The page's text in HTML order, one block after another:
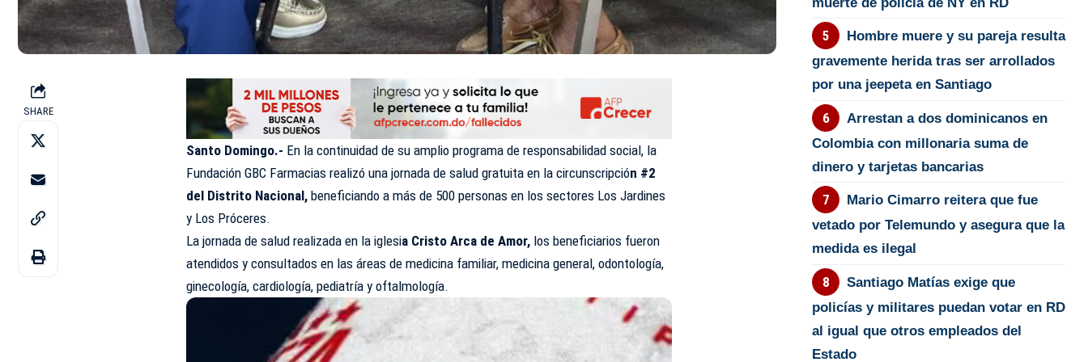
SHARE
Santo Domingo.- En la continuidad de su amplio programa de responsabilidad social, la
Fundación GBC Farmacias realizó una jornada de salud gratuita en la circunscripción #2
del Distrito Nacional,beneficiando a más de 500 personas en los sectores Los Jardines
y Los Próceres.
La jornada de salud realizada en la iglesia Cristo Arca de Amor, los beneficiarios fueron
atendidos y consultados en las áreas de medicina familiar, medicina general, odontología,
ginecología, cardiología, pediatría y oftalmología.
Hombre muere y su pareja resulta
gravemente herida tras ser arrollados
por una jeepeta en Santiago
Arrestan a dos dominicanos en
Colombia con millonaria suma de
dinero y tarjetas bancarias
Mario Cimarro reitera que fue
vetado por Telemundo y asegura que la
medida es ilegal
Santiago Matías exige que
policías y militares puedan votar en RD
al igual que otros empleados del
Estado